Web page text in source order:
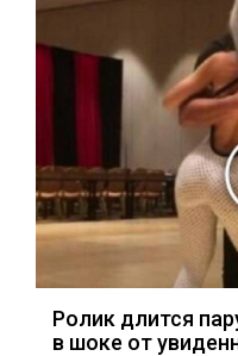
Ролик длится
в шоке от